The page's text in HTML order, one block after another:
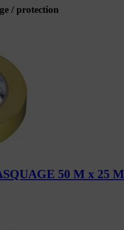
/ protection
50 M x 25